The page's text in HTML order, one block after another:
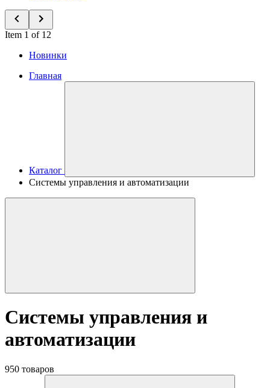
Item 1 of 12
Новинки
Главная
Каталог
Системы управления и автоматизации
Системы управления и
автоматизации
950 товаров